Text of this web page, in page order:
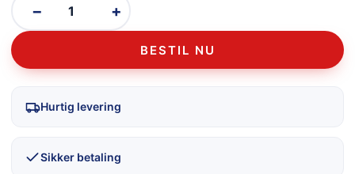
− +
BESTIL NU
Hurtig levering
Sikker betaling